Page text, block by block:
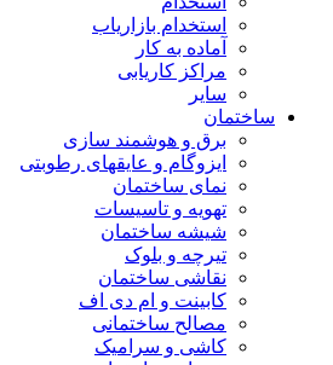
استخدام بازاریاب
آماده به کار
مراکز کاریابی
سایر
ساختمان
برق و هوشمند سازی
ایزوگام و عایقهای رطوبتی
نمای ساختمان
تهویه و تاسیسات
شیشه ساختمان
تیرچه و بلوک
نقاشی ساختمان
کابینت و ام دی اف
مصالح ساختمانی
کاشی و سرامیک